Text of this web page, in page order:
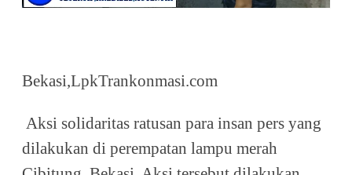
Bekasi,LpkTrankonmasi.com
Aksi solidaritas ratusan para insan pers yang
dilakukan di perempatan lampu merah